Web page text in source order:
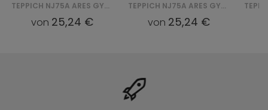
TEPPICH NJ75A ARES GYU - ZŁOTY
von 25,24 €
TEPPICH NJ75A ARES GYU - BEŻOWY
von 25,24 €